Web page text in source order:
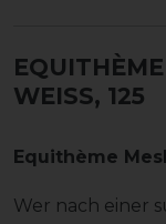
WEISS, 125
Equithème
Wer nach einer